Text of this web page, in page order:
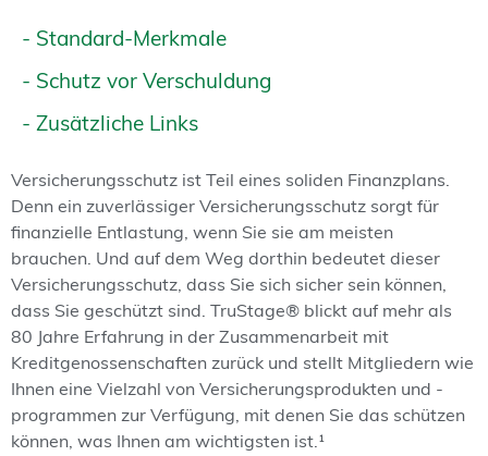
- Standard-Merkmale
- Schutz vor Verschuldung
- Zusätzliche Links
Versicherungsschutz ist Teil eines soliden Finanzplans.
Denn ein zuverlässiger Versicherungsschutz sorgt für
finanzielle Entlastung, wenn Sie sie am meisten
brauchen. Und auf dem Weg dorthin bedeutet dieser
Versicherungsschutz, dass Sie sich sicher sein können,
dass Sie geschützt sind. TruStage® blickt auf mehr als
80 Jahre Erfahrung in der Zusammenarbeit mit
Kreditgenossenschaften zurück und stellt Mitgliedern wie
Ihnen eine Vielzahl von Versicherungsprodukten und -
programmen zur Verfügung, mit denen Sie das schützen
können, was Ihnen am wichtigsten ist.¹